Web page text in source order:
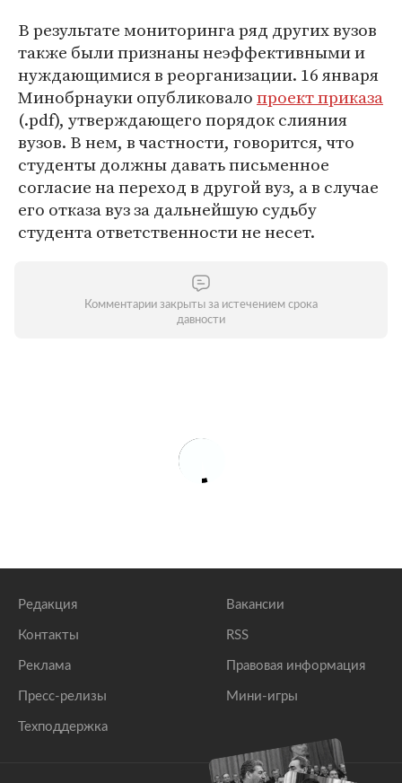
В результате мониторинга ряд других вузов
также были признаны неэффективными и
нуждающимися в реорганизации. 16 января
Минобрнауки опубликовалопроект приказа
(.pdf), утверждающего порядок слияния
вузов. В нем, в частности, говорится, что
студенты должны давать письменное
согласие на переход в другой вуз, а в случае
его отказа вуз за дальнейшую судьбу
студента ответственности не несет.
Комментарии закрыты за истечением срока
давности
Редакция
Контакты
Реклама
Пресс-релизы
Техподдержка
Вакансии
RSS
Правовая информация
Мини-игры